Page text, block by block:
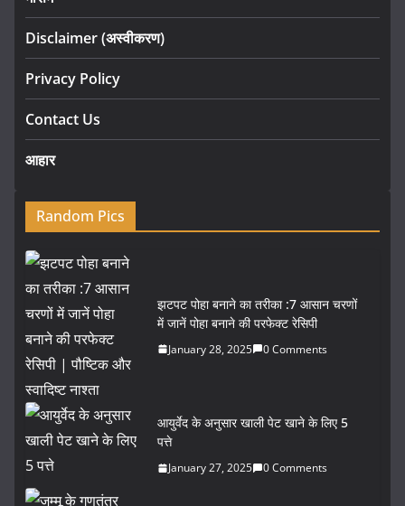
Disclaimer (अस्वीकरण)
Privacy Policy
Contact Us
आहार
Random Pics
झटपट पोहा बनाने का तरीका :7 आसान चरणों
में जानें पोहा बनाने की परफेक्ट रेसिपी
January 28, 2025 0 Comments
आयुर्वेद के अनुसार खाली पेट खाने के लिए 5
पत्ते
January 27, 2025 0 Comments